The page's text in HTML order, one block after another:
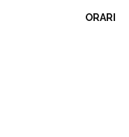
ORARI